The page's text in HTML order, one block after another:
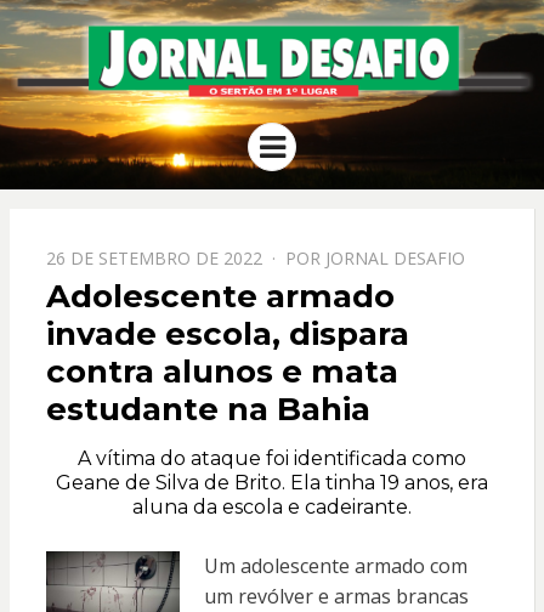
JORNAL
DESAFIO
O Sertão em 1º Lugar
Menu
PPOSTADO
EM
26 DE SETEMBRO DE 2022 POR JORNAL DESAFIO
Adolescente armado
invade escola, dispara
contra alunos e mata
estudante na Bahia
A vítima do ataque foi identificada como
Geane de Silva de Brito. Ela tinha 19 anos, era
aluna da escola e cadeirante.
Um adolescente armado com
um revólver e armas brancas